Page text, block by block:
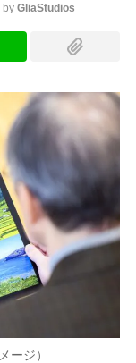
by GliaStudios
ージ）